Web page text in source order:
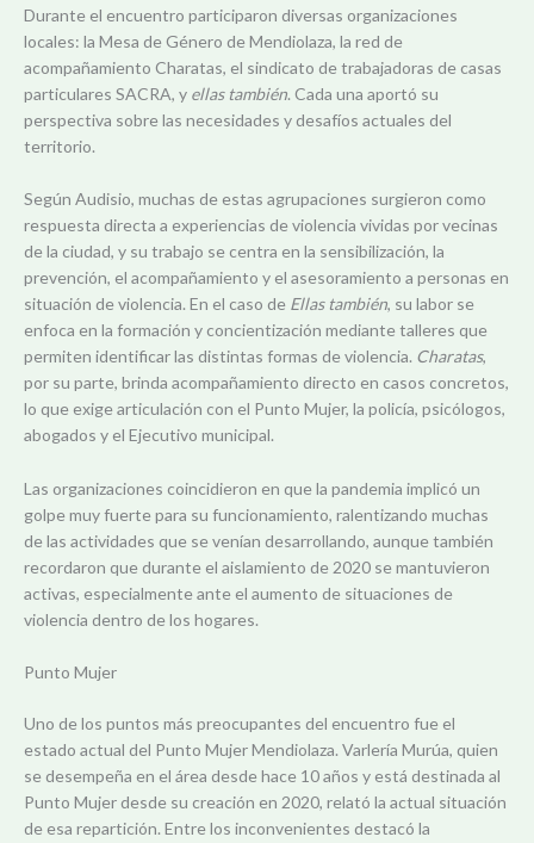
Durante el encuentro participaron diversas organizaciones
locales: la Mesa de Género de Mendiolaza, la red de
acompañamiento Charatas, el sindicato de trabajadoras de casas
particulares SACRA, y ellas también. Cada una aportó su
perspectiva sobre las necesidades y desafíos actuales del
territorio.
Según Audisio, muchas de estas agrupaciones surgieron como
respuesta directa a experiencias de violencia vividas por vecinas
de la ciudad, y su trabajo se centra en la sensibilización, la
prevención, el acompañamiento y el asesoramiento a personas en
situación de violencia. En el caso de Ellas también, su labor se
enfoca en la formación y concientización mediante talleres que
permiten identificar las distintas formas de violencia. Charatas,
por su parte, brinda acompañamiento directo en casos concretos,
lo que exige articulación con el Punto Mujer, la policía, psicólogos,
abogados y el Ejecutivo municipal.
Las organizaciones coincidieron en que la pandemia implicó un
golpe muy fuerte para su funcionamiento, ralentizando muchas
de las actividades que se venían desarrollando, aunque también
recordaron que durante el aislamiento de 2020 se mantuvieron
activas, especialmente ante el aumento de situaciones de
violencia dentro de los hogares.
Punto Mujer
Uno de los puntos más preocupantes del encuentro fue el
estado actual del Punto Mujer Mendiolaza. Varlería Murúa, quien
se desempeña en el área desde hace 10 años y está destinada al
Punto Mujer desde su creación en 2020, relató la actual situación
de esa repartición. Entre los inconvenientes destacó la